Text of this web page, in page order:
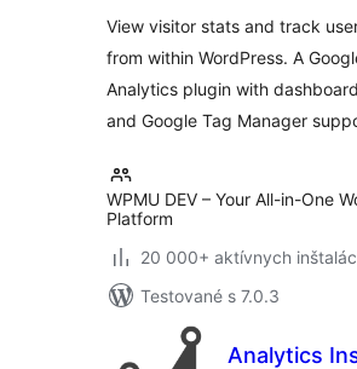
View visitor stats and track
from within WordPress. A
Analytics plugin with
and Google Tag Manager
WPMU DEV – Your All-in-One
Platform
20 000+ aktívnych
Testované s 7.0.3
Analytics